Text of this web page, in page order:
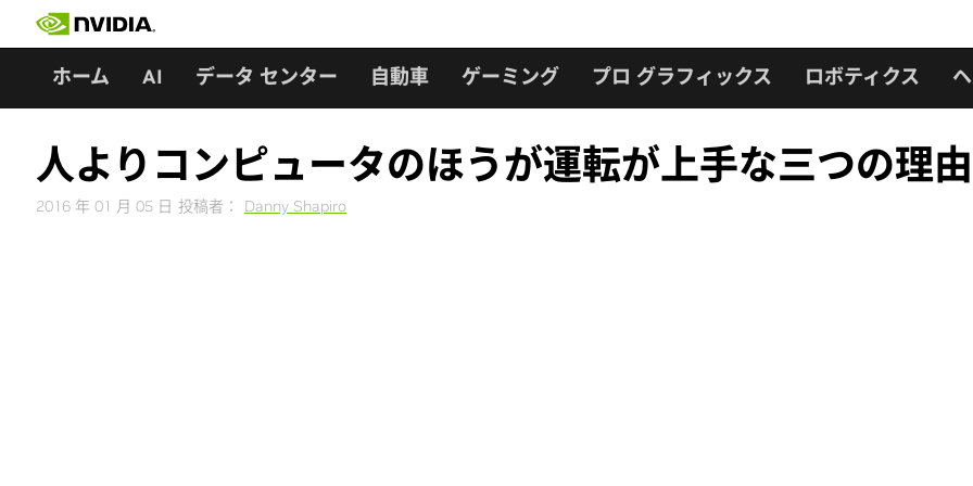
ホーム AI データ センター 自動車 ゲーミング プロ グラフィックス ロボティクス
人よりコンピュータのほうが運転が上手な三つの理由
2016 年 01 月 05 日 投稿者： Danny Shapiro